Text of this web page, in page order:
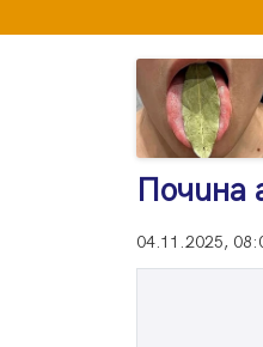
Почина
04.11.2025,